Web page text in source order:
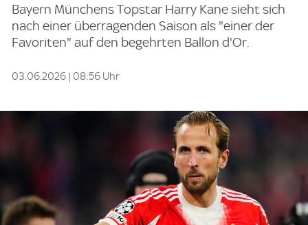
Bayern Münchens Topstar Harry Kane sieht sich
nach einer überragenden Saison als "einer der
Favoriten" auf den begehrten Ballon d'Or.
03.06.2026 | 08:56 Uhr